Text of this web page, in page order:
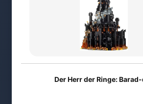
Der Herr der Ringe: